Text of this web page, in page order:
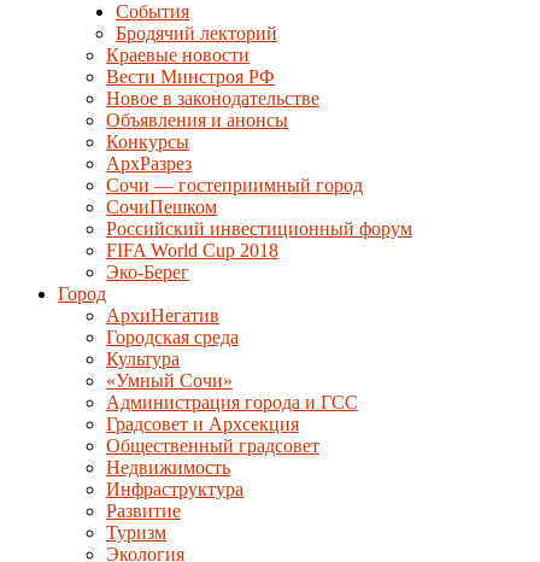
События
Бродячий лекторий
Краевые новости
Вести Минстроя РФ
Новое в законодательстве
Объявления и анонсы
Конкурсы
АрхРазрез
Сочи — гостеприимный город
СочиПешком
Российский инвестиционный форум
FIFA World Cup 2018
Эко-Берег
Город
АрхиНегатив
Городская среда
Культура
«Умный Сочи»
Администрация города и ГСС
Градсовет и Архсекция
Общественный градсовет
Недвижимость
Инфраструктура
Развитие
Туризм
Экология